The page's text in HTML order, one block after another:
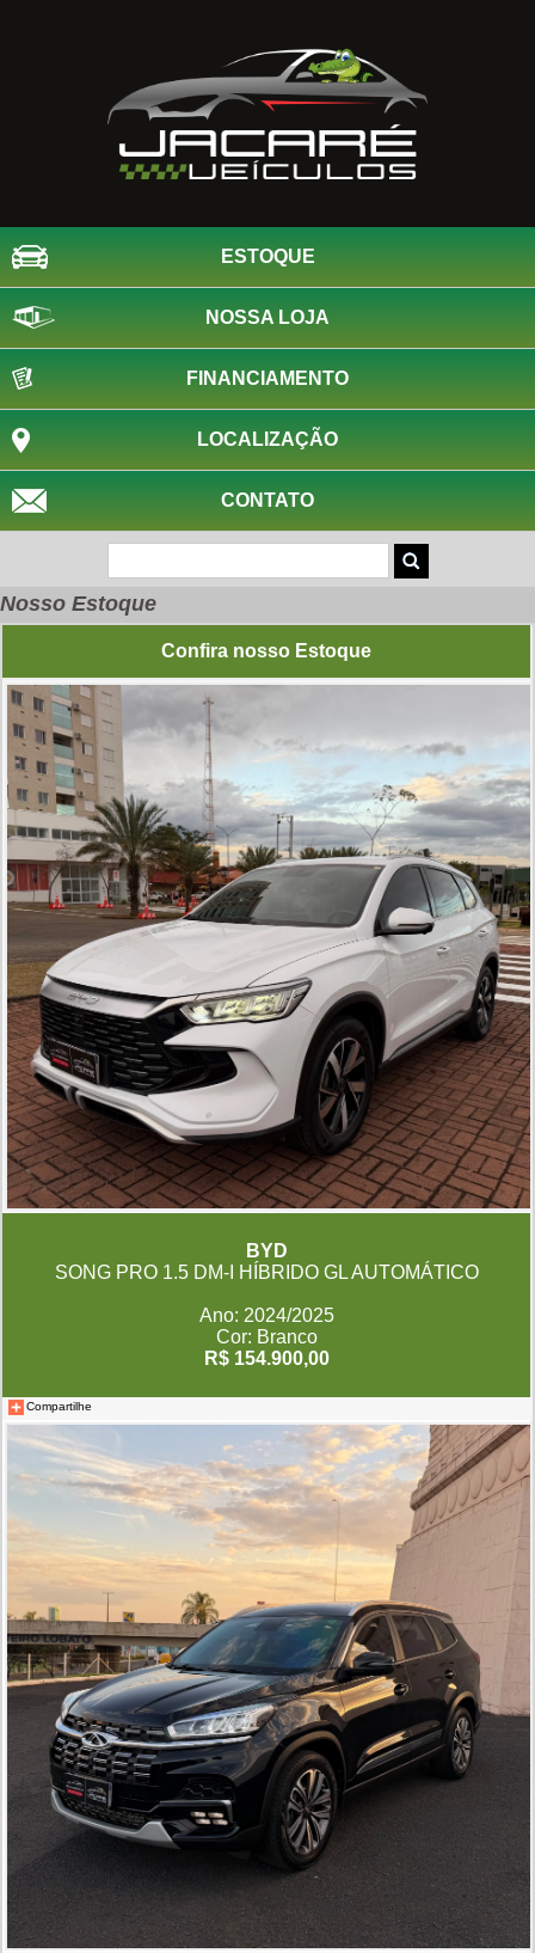
ESTOQUE
NOSSA LOJA
FINANCIAMENTO
LOCALIZAÇÃO
CONTATO
Nosso Estoque
Confira nosso Estoque
BYD
SONG PRO 1.5 DM-I HÍBRIDO GL AUTOMÁTICO
Ano: 2024/2025
Cor: Branco
R$ 154.900,00
Compartilhe